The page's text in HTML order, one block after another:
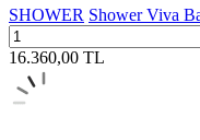
SHOWER Shower Viva
16.360,00 TL